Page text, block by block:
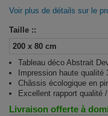
Voir plus de détails sur le
Taille ::
Tableau déco Abstrait
Impression haute qualité
Châssis écologique en
Excellent rapport qualité
Livraison offerte à